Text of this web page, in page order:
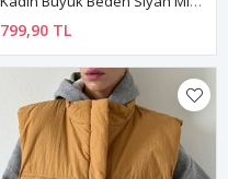
799,90 TL